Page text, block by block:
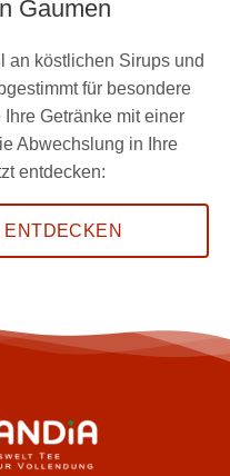
Gaumen
an köstlichen Sirups und
für besondere
Getränke mit einer
Abwechslung in Ihre
entdecken: